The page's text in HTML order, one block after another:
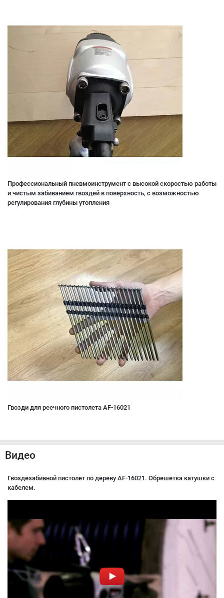
Профессиональный пневмоинструмент с высокой скоростью работы
и чистым забиванием гвоздей в поверхность, с возможностью
регулирования глубины утопления
Гвозди для реечного пистолета AF-16021
Видео
Гвоздезабивной пистолет по дереву AF-16021. Обрешетка катушки с
кабелем.